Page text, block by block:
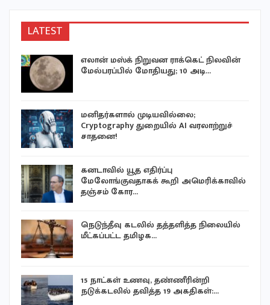
LATEST
எலான் மஸ்க் நிறுவன ராக்கெட் நிலவின்
மேல்பரப்பில் மோதியது; 10 அடி…
மனிதர்களால் முடியவில்லை;
Cryptography துறையில் AI வரலாற்றுச்
சாதனை!
கனடாவில் யூத எதிர்ப்பு
மேலோங்குவதாகக் கூறி அமெரிக்காவில்
தஞ்சம் கோர…
நெடுந்தீவு கடலில் தத்தளித்த நிலையில்
மீட்கப்பட்ட தமிழக…
15 நாட்கள் உணவு, தண்ணீரின்றி
நடுக்கடலில் தவித்த 19 அகதிகள்:…